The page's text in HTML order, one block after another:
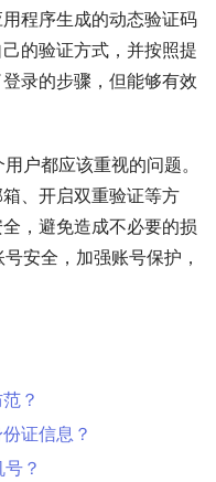
程序生成的动态验证码
的验证方式，并按照提
录的步骤，但能够有效
户都应该重视的问题。
、开启双重验证等方
，避免造成不必要的损
安全，加强账号保护，
？
证信息？
？